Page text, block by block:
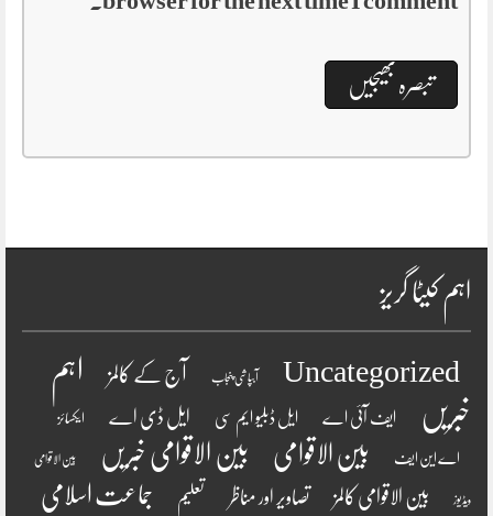
اہم کیٹا گریز
Uncategorized آبپاشی پنجاب آج کے کالمز
اہم
خبریں
ایف آئی اے ایل ڈبلیو ایم سی ایل ڈی اے ایکسائز
اے این ایف بین الاقوامی بین الاقوامی خبریں بین الاقوامی
ویڈیوز بین الاقوامی کالمز تصاویر اور مناظر تعلیم جماعت اسلامی